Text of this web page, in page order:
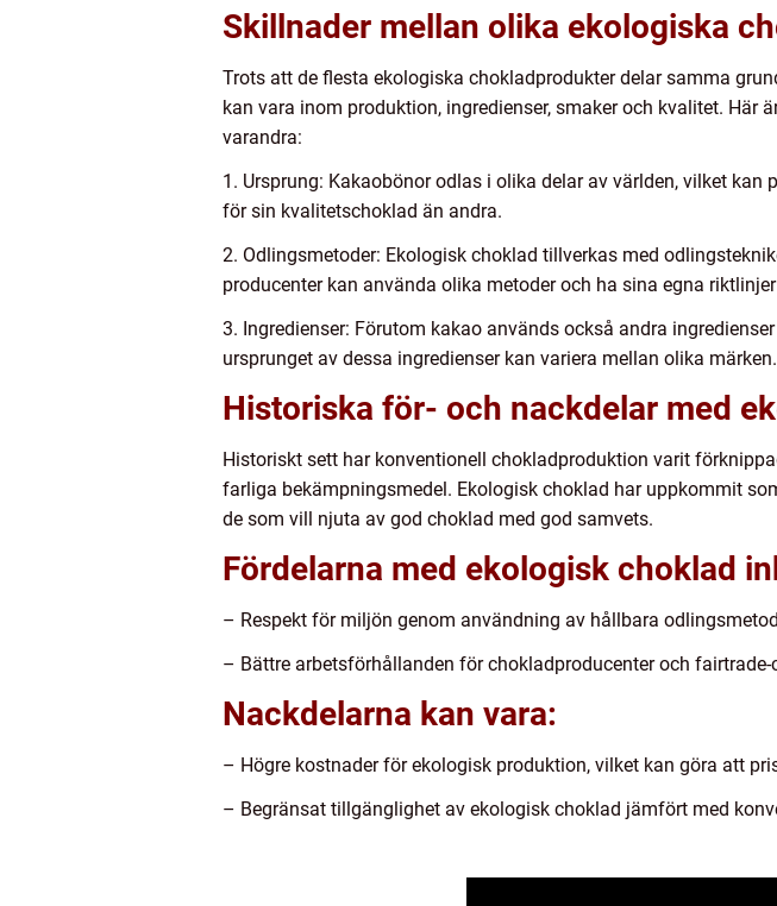
Skillnader mellan olika ekologiska
Trots att de flesta ekologiska chokladprodukter delar samma
kan vara inom produktion, ingredienser, smaker och kvalitet.
varandra:
1. Ursprung: Kakaobönor odlas i olika delar av världen, vilket
för sin kvalitetschoklad än andra.
2. Odlingsmetoder: Ekologisk choklad tillverkas med
producenter kan använda olika metoder och ha sina egna
3. Ingredienser: Förutom kakao används också andra
ursprunget av dessa ingredienser kan variera mellan olika märken.
Historiska för- och nackdelar med
Historiskt sett har konventionell chokladproduktion varit
farliga bekämpningsmedel. Ekologisk choklad har uppkommit
de som vill njuta av god choklad med god samvets.
Fördelarna med ekologisk choklad
– Respekt för miljön genom användning av hållbara
– Bättre arbetsförhållanden för chokladproducenter och
Nackdelarna kan vara:
– Högre kostnader för ekologisk produktion, vilket kan göra att
– Begränsat tillgänglighet av ekologisk choklad jämfört med